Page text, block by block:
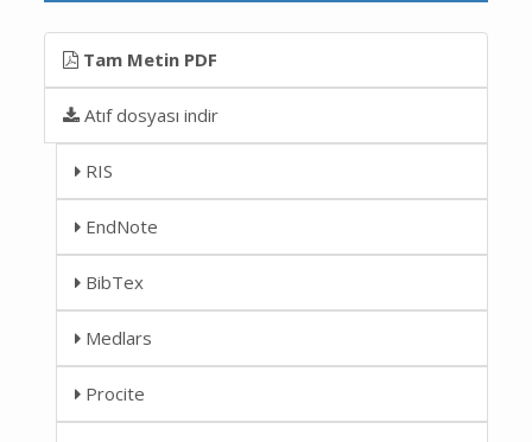
Tam Metin PDF
Atıf dosyası indir
RIS
EndNote
BibTex
Medlars
Procite